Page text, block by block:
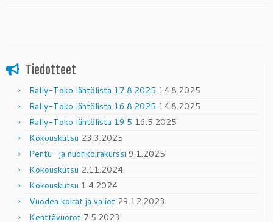
Tiedotteet
Rally-Toko lähtölista 17.8.2025 14.8.2025
Rally-Toko lähtölista 16.8.2025 14.8.2025
Rally-Toko lähtölista 19.5 16.5.2025
Kokouskutsu 23.3.2025
Pentu- ja nuorikoirakurssi 9.1.2025
Kokouskutsu 2.11.2024
Kokouskutsu 1.4.2024
Vuoden koirat ja valiot 29.12.2023
Kenttävuorot 7.5.2023